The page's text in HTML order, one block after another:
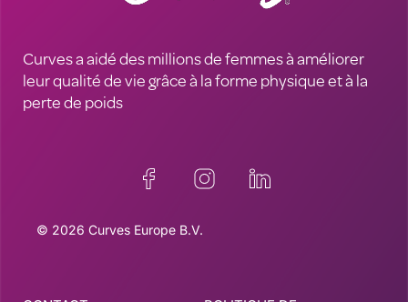
Curves a aidé des millions de femmes à améliorer
leur qualité de vie grâce à la forme physique et à la
perte de poids
© 2026 Curves Europe B.V.